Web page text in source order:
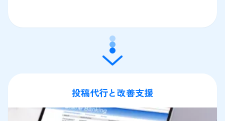
投稿代行と改善支援